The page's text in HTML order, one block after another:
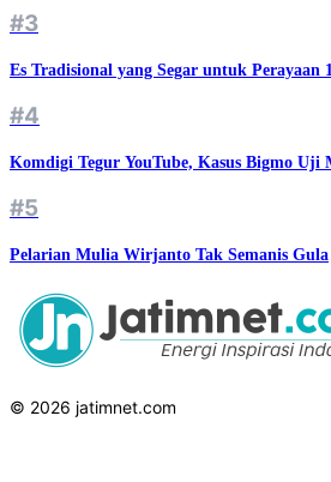
#3
Es Tradisional yang Segar untuk Perayaan
#4
Komdigi Tegur YouTube, Kasus Bigmo Uji
#5
Pelarian Mulia Wirjanto Tak Semanis Gula
© 2026 jatimnet.com